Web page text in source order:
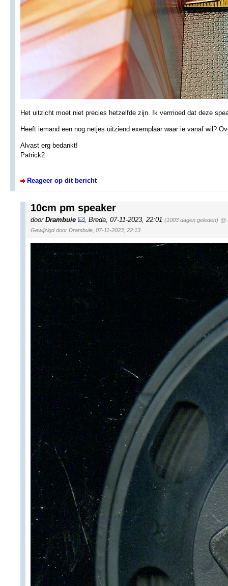
Het uitzicht moet niet precies hetzelfde zijn. Ik vermoed dat deze
Heeft iemand een nog netjes uitziend exemplaar waar ie vanaf wil?
Alvast erg bedankt!
Patrick2
Reageer op dit bericht
10cm pm speaker
door Drambuie , Breda, 07-11-2023, 22:01 (1003 dagen geleden) @
Gewijzigd door Drambuie, 07-11-2023, 22:13